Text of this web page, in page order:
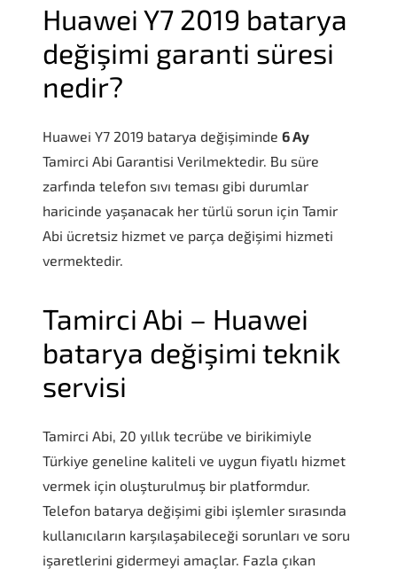
Huawei Y7 2019 batarya
değişimi garanti süresi
nedir?
Huawei Y7 2019 batarya değişiminde 6 Ay
Tamirci Abi Garantisi Verilmektedir. Bu süre
zarfında telefon sıvı teması gibi durumlar
haricinde yaşanacak her türlü sorun için Tamir
Abi ücretsiz hizmet ve parça değişimi hizmeti
vermektedir.
Tamirci Abi – Huawei
batarya değişimi teknik
servisi
Tamirci Abi, 20 yıllık tecrübe ve birikimiyle
Türkiye geneline kaliteli ve uygun fiyatlı hizmet
vermek için oluşturulmuş bir platformdur.
Telefon batarya değişimi gibi işlemler sırasında
kullanıcıların karşılaşabileceği sorunları ve soru
işaretlerini gidermeyi amaçlar. Fazla çıkan